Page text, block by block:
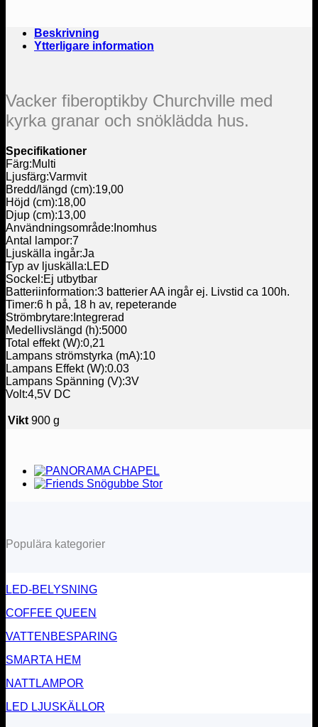
Beskrivning
Ytterligare information
Vacker fiberoptikby Churchville med
kyrka granar och snöklädda hus.
Specifikationer
Färg:Multi
Ljusfärg:Varmvit
Bredd/längd (cm):19,00
Höjd (cm):18,00
Djup (cm):13,00
Användningsområde:Inomhus
Antal lampor:7
Ljuskälla ingår:Ja
Typ av ljuskälla:LED
Sockel:Ej utbytbar
Batteriinformation:3 batterier AA ingår ej. Livstid ca 100h.
Timer:6 h på, 18 h av, repeterande
Strömbrytare:Integrerad
Medellivslängd (h):5000
Total effekt (W):0,21
Lampans strömstyrka (mA):10
Lampans Effekt (W):0.03
Lampans Spänning (V):3V
Volt:4,5V DC
Vikt 900 g
Populära kategorier
LED-BELYSNING
COFFEE QUEEN
VATTENBESPARING
SMARTA HEM
NATTLAMPOR
LED LJUSKÄLLOR